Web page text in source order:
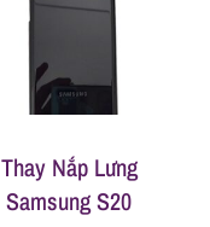
Thay Nắp Lưng
Samsung S20